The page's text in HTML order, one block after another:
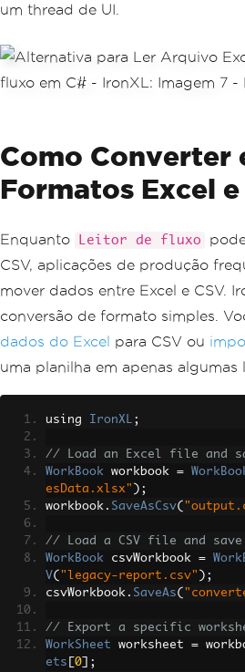
um thread de UI.
Como Converter
Formatos Excel e
Enquanto Leitor de fluxo
CSV, aplicações de produção
mover dados entre Excel e CSV.
conversão de formato simples.
dados do Excel para CSV ou
uma planilha em apenas algumas
using IronXL ;
// Load an Excel file and
WorkBook workbook =
esData.xlsx" );
workbook . SaveAsCsv(
// Load a CSV file and save
WorkBook csvWorkbook =
V( "legacy-report.csv" );
csvWorkbook . SaveAs(
// Export a specific
WorkSheet worksheet =
ets
0 ];